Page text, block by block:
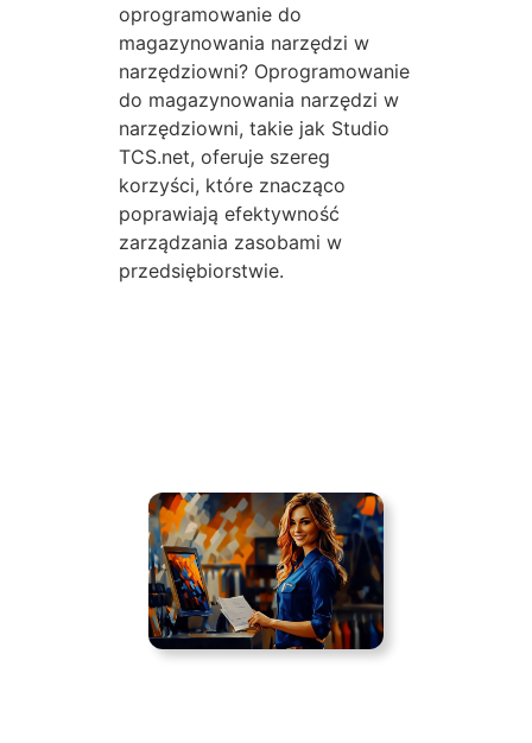
oprogramowanie do
magazynowania narzędzi w
narzędziowni? Oprogramowanie
do magazynowania narzędzi w
narzędziowni, takie jak Studio
TCS.net, oferuje szereg
korzyści, które znacząco
poprawiają efektywność
zarządzania zasobami w
przedsiębiorstwie.